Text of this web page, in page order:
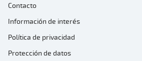
Contacto
Información de interés
Política de privacidad
Protección de datos